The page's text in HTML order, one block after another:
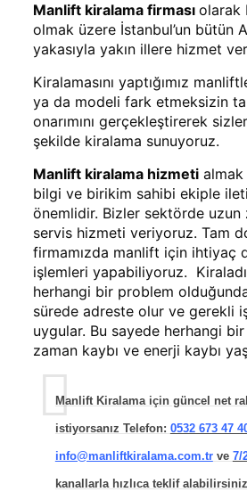
Manlift kiralama firması olarak
olmak üzere İstanbul’un bütün
yakasıyla yakın illere hizmet
Kiralamasını yaptığımız
ya da modeli fark etmeksizin
onarımını gerçekleştirerek
şekilde kiralama sunuyoruz.
Manlift kiralama hizmetialmak
bilgi ve birikim sahibi ekiple
önemlidir. Bizler sektörde uzun
servis hizmeti veriyoruz. Tam
firmamızda manlift için ihtiyaç
işlemleri yapabiliyoruz.
herhangi bir problem
sürede adreste olur ve gerekli
uygular. Bu sayede herhangi
zaman kaybı ve enerji kaybı
Manlift Kiralama için güncel net
istiyorsanız Telefon: 0532 673 47
info@manliftkiralama.com.tr ve 7/
kanallarla hızlıca teklif